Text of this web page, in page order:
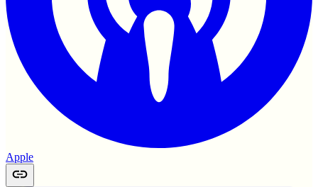
Apple